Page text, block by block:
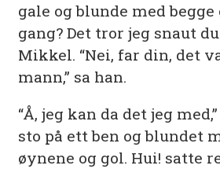
gale og blunde med
gang? Det tror jeg snaut du
Mikkel. “Nei, far din, det
mann,” sa han.
“Å, jeg kan da det jeg
sto på ett ben og blundet
øynene og gol. Hui! satte